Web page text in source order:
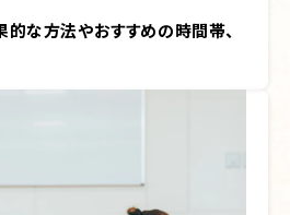
的な方法やおすすめの時間帯、